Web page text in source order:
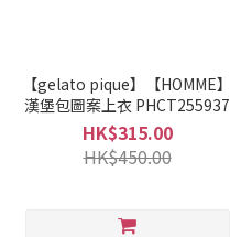
【gelato pique】【HOMME】
漢堡包圖案上衣 PHCT255937
HK$315.00
HK$450.00